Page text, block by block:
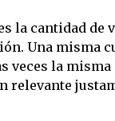
la cantidad de
Una misma
veces la misma
relevante